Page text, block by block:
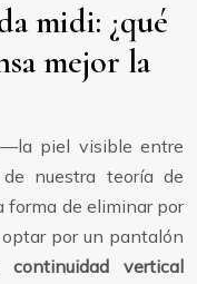
midi: ¿qué
mejor la
piel visible entre
nuestra teoría de
forma de eliminar por
por un pantalón
continuidad vertical